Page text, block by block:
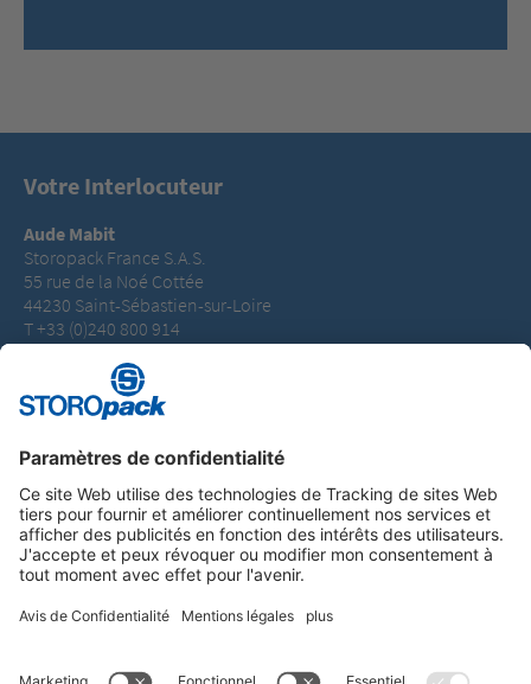
Votre Interlocuteur
Aude Mabit
Storopack France S.A.S.
55 rue de la Noé Cottée
44230 Saint-Sébastien-sur-Loire
T +33 (0)240 800 914
Instagram LinkedIn Vimeo
YouTube Glassdoor